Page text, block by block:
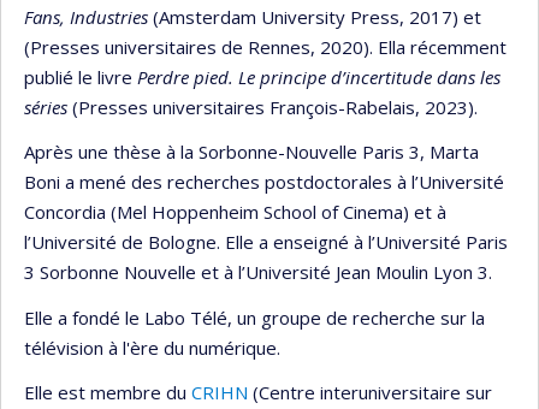
Fans, Industries (Amsterdam University Press, 2017) et
(Presses universitaires de Rennes, 2020). Ella récemment
publié le livre Perdre pied. Le principe d’incertitude dans les
séries (Presses universitaires François-Rabelais, 2023).
Après une thèse à la Sorbonne-Nouvelle Paris 3, Marta
Boni a mené des recherches postdoctorales à l’Université
Concordia (Mel Hoppenheim School of Cinema) et à
l’Université de Bologne. Elle a enseigné à l’Université Paris
3 Sorbonne Nouvelle et à l’Université Jean Moulin Lyon 3.
Elle a fondé le Labo Télé, un groupe de recherche sur la
télévision à l'ère du numérique.
Elle est membre du CRIHN (Centre interuniversitaire sur